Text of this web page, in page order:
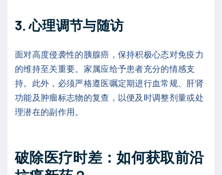
3. 心理调节与随访
面对高度侵袭性的胰腺癌，保持积极心态对免疫力
的维持至关重要。家属应给予患者充分的情感支
持。此外，必须严格遵医嘱定期进行血常规、肝肾
功能及肿瘤标志物的复查，以便及时调整剂量或处
理潜在的副作用。
破除医疗时差：如何获取前沿